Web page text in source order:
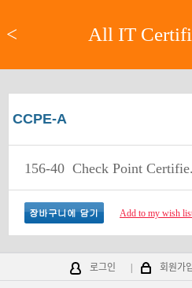
< All IT
CCPE-A
156-40 Check Point
Add to my wish
로그인 회원가